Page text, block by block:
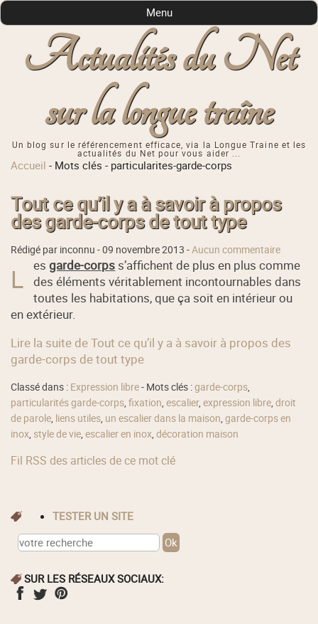
Actualités du Net
sur la longue traîne
Un blog sur le référencement efficace, via la Longue Traine et les
actualités du Net pour vous aider ...
Menu
Accueil - Mots clés - particularites-garde-corps
Tout ce qu’il y a à savoir à propos
des garde-corps de tout type
Rédigé par inconnu -09 novembre 2013 -Aucun commentaire
L esgarde-corps s’affichent de plus en plus comme
des éléments véritablement incontournables dans
toutes les habitations, que ça soit en intérieur ou
en extérieur.
Lire la suite de Tout ce qu’il y a à savoir à propos des
garde-corps de tout type
Classé dans : Expression libre- Mots clés :garde-corps,
particularités garde-corps,fixation,escalier,expression libre,droit
de parole, liens utiles, un escalier dans la maison,garde-corps en
inox, style de vie,escalier en inox,décoration maison
Fil RSS des articles de ce mot clé
TESTER UN SITE
SUR LES RÉSEAUX SOCIAUX: